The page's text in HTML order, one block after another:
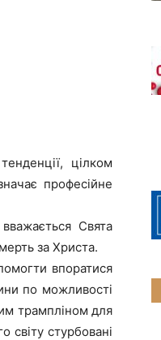
цілком
професійне
Свята
за Христа.
впоратися
по можливості
трампліном для
світу стурбовані